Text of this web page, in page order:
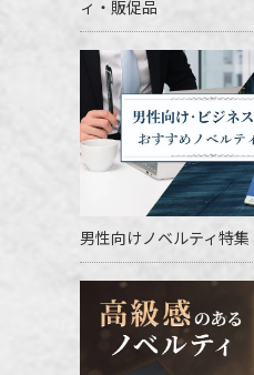
ィ・販促品
男性向けノベルティ特集